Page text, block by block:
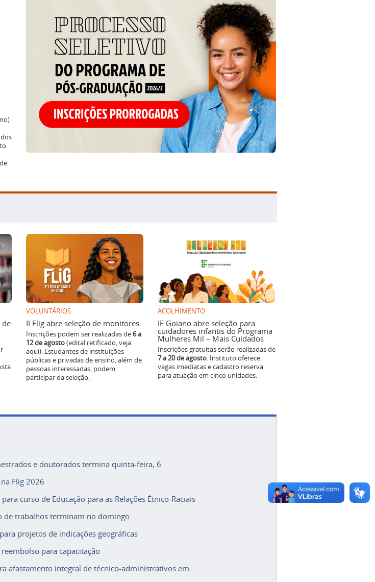
de
VOLUNTÁRIOS
II Flig abre seleção de monitores
Inscrições podem ser realizadas de6 a
12 de agosto(edital retificado, veja
aqui). Estudantes de instituições
públicas e privadas de ensino, além de
pessoas interessadas, podem
participar da seleção.
ACOLHIMENTO
IF Goiano abre seleção para
cuidadores infantis do Programa
Mulheres Mil – Mais Cuidados
Inscrições gratuitas serão realizadas de
7 a 20 de agosto. Instituto oferece
vagas imediatas e cadastro reserva
para atuação em cinco unidades.
e doutorados termina quinta-feira, 6
Flig 2026
curso de Educação para as Relações Étnico-Raciais
de trabalhos terminam no domingo
projetos de indicações geográficas
para capacitação
afastamento integral de técnico-administrativos em...